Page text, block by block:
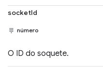
socketId
número
O ID do soquete.